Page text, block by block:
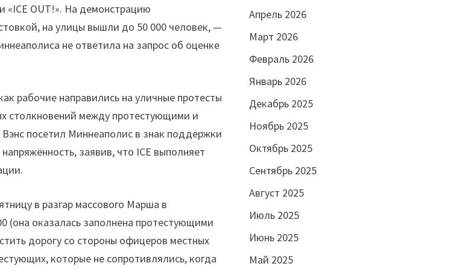
«ICE OUT!». На демонстрацию
на улицы вышли до 50 000 человек, —
не ответила на запрос об оценке
рабочие направились на уличные протесты
столкновений между протестующими и
посетил Миннеаполис в знак поддержки
заявив, что ICE выполняет
в разгар массового Марша в
(она оказалась заполнена протестующими
дорогу со стороны офицеров местных
которые не сопротивлялись, когда
Апрель 2026
Март 2026
Февраль 2026
Январь 2026
Декабрь 2025
Ноябрь 2025
Октябрь 2025
Сентябрь 2025
Август 2025
Июль 2025
Июнь 2025
Май 2025